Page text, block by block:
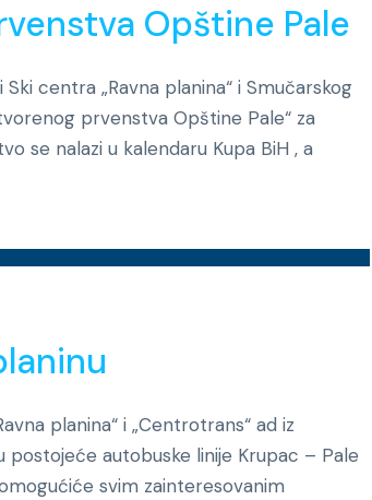
Opštine Pale
centra „Ravna planina“ i Smučarskog
prvenstva Opštine Pale“ za
se nalazi u kalendaru Kupa BiH , a
planina“ i „Centrotrans“ ad iz
autobuske linije Krupac – Pale
svim zainteresovanim